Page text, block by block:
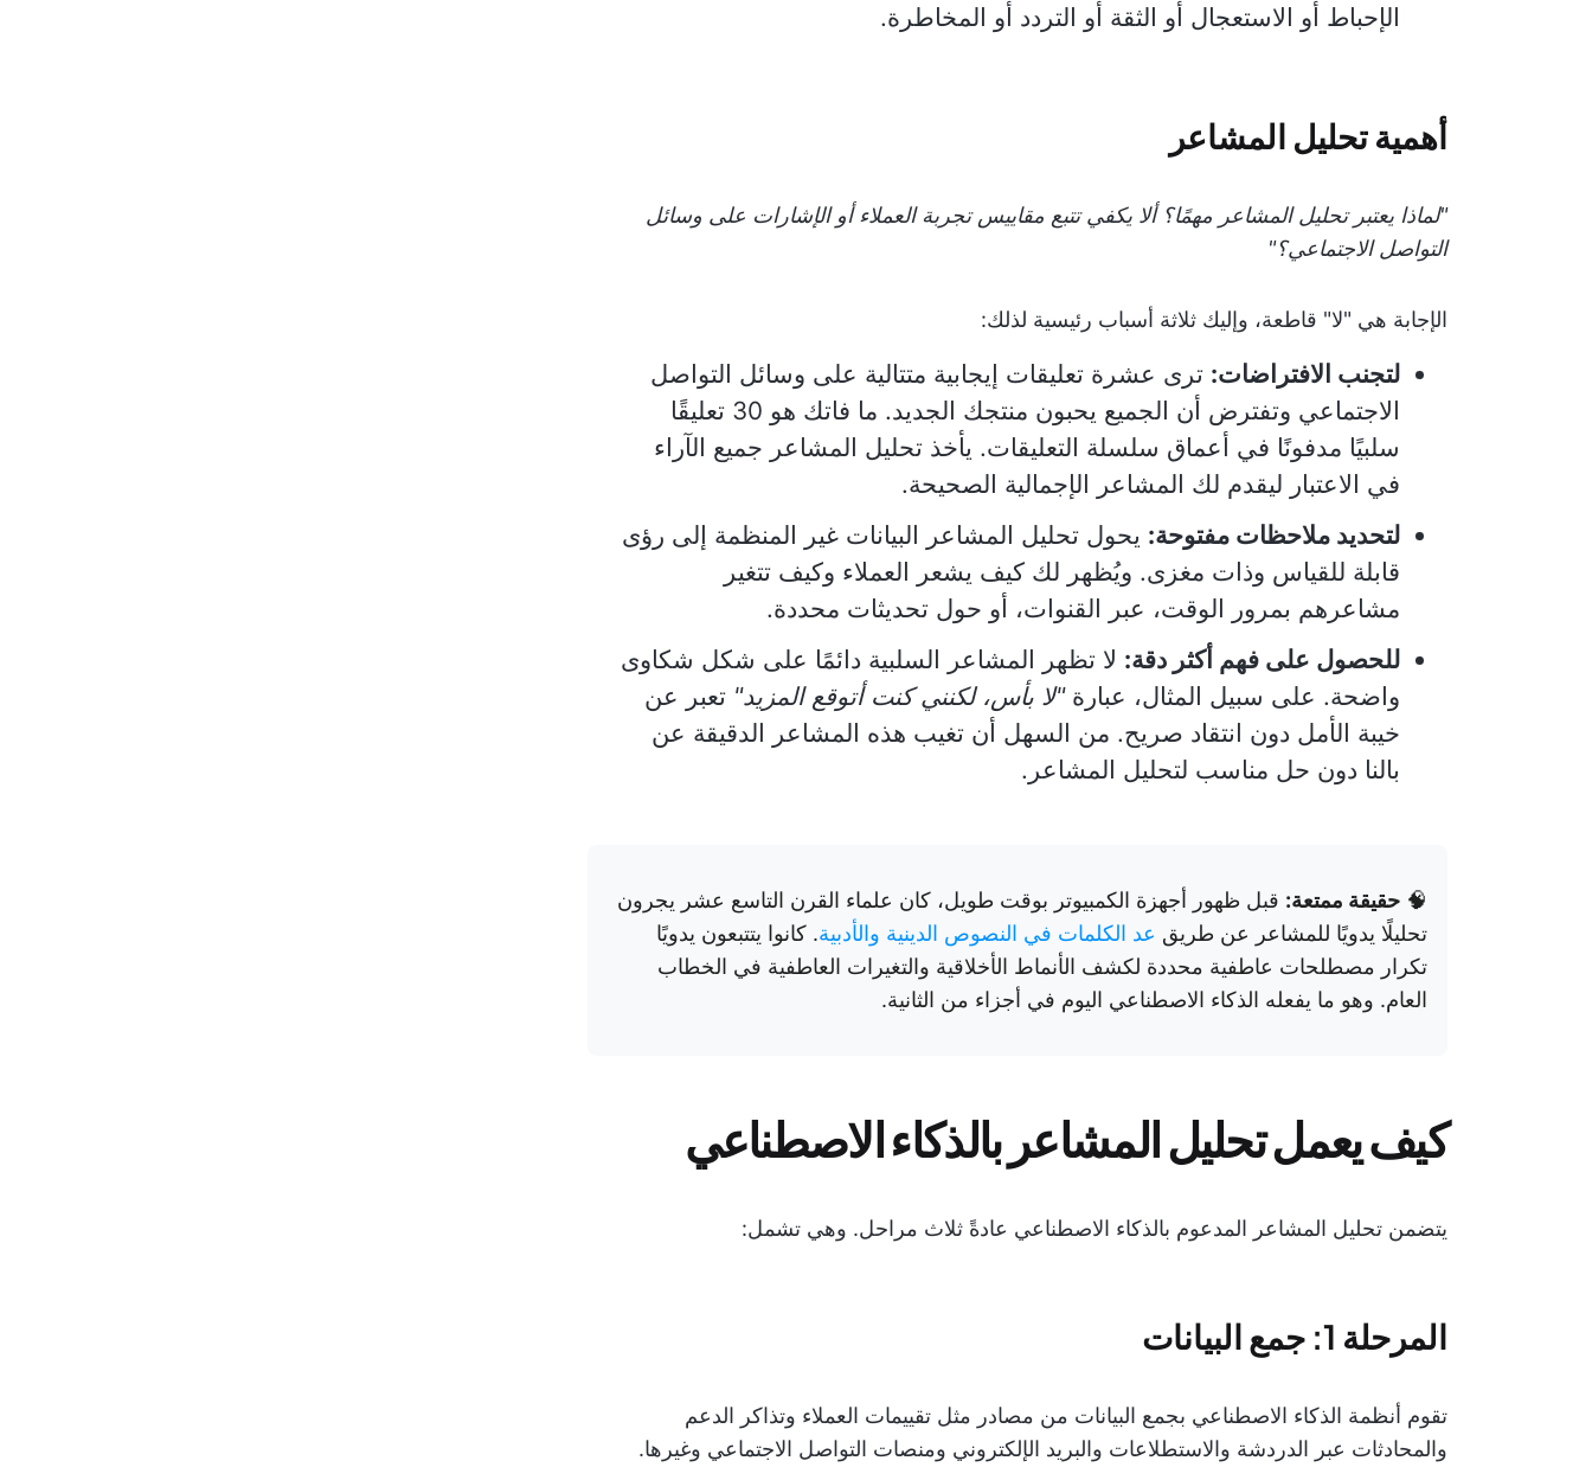
الإحباط أو الاستعجال أو الثقة أو التردد أو المخاطرة.
أهمية تحليل المشاعر
"لماذا يعتبر تحليل المشاعر مهمًا؟ ألا يكفي تتبع مقاييس تجربة العملاء أو الإشارات على وسائل
التواصل الاجتماعي؟"
الإجابة هي "لا" قاطعة، وإليك ثلاثة أسباب رئيسية لذلك:
لتجنب الافتراضات: ترى عشرة تعليقات إيجابية متتالية على وسائل التواصل
الاجتماعي وتفترض أن الجميع يحبون منتجك الجديد. ما فاتك هو 30 تعليقًا
سلبيًا مدفونًا في أعماق سلسلة التعليقات. يأخذ تحليل المشاعر جميع الآراء
في الاعتبار ليقدم لك المشاعر الإجمالية الصحيحة.
لتحديد ملاحظات مفتوحة: يحول تحليل المشاعر البيانات غير المنظمة إلى رؤى
قابلة للقياس وذات مغزى. ويُظهر لك كيف يشعر العملاء وكيف تتغير
مشاعرهم بمرور الوقت، عبر القنوات، أو حول تحديثات محددة.
للحصول على فهم أكثر دقة: لا تظهر المشاعر السلبية دائمًا على شكل شكاوى
واضحة. على سبيل المثال، عبارة"لا بأس، لكنني كنت أتوقع المزيد" تعبر عن
خيبة الأمل دون انتقاد صريح. من السهل أن تغيب هذه المشاعر الدقيقة عن
بالنا دون حل مناسب لتحليل المشاعر.
🧠 حقيقة ممتعة: قبل ظهور أجهزة الكمبيوتر بوقت طويل، كان علماء القرن التاسع عشر يجرون
تحليلًا يدويًا للمشاعر عن طريق عد الكلمات في النصوص الدينية والأدبية. كانوا يتتبعون يدويًا
تكرار مصطلحات عاطفية محددة لكشف الأنماط الأخلاقية والتغيرات العاطفية في الخطاب
العام. وهو ما يفعله الذكاء الاصطناعي اليوم في أجزاء من الثانية.
كيف يعمل تحليل المشاعر بالذكاء الاصطناعي
يتضمن تحليل المشاعر المدعوم بالذكاء الاصطناعي عادةً ثلاث مراحل. وهي تشمل:
المرحلة 1: جمع البيانات
تقوم أنظمة الذكاء الاصطناعي بجمع البيانات من مصادر مثل تقييمات العملاء وتذاكر الدعم
والمحادثات عبر الدردشة والاستطلاعات والبريد الإلكتروني ومنصات التواصل الاجتماعي وغيرها.